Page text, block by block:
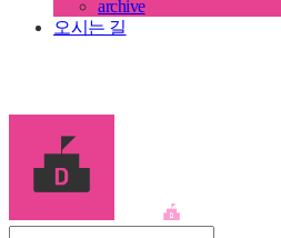
archive
오시는 길